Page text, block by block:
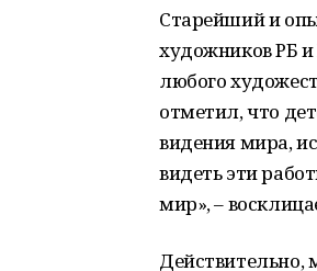
Старейший и
художников РБ
любого
отметил, что
видения мира,
видеть эти
мир», –
Действительно,